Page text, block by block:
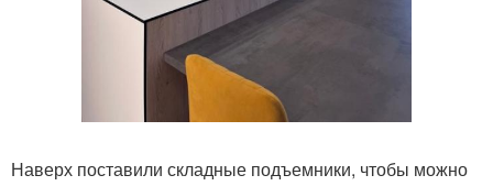
Наверх поставили складные подъемники, чтобы можно